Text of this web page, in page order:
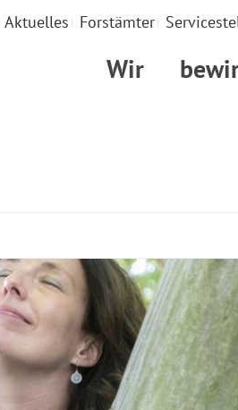
Aktuelles Forstämter
Wir